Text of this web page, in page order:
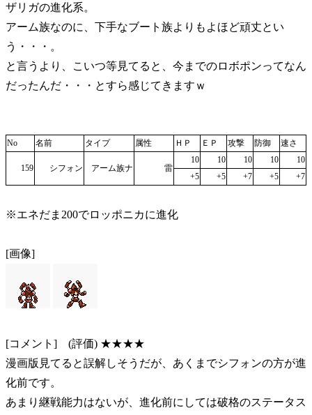
ザリガの進化系。
アーム族なのに、下手なブート族よりもよほど頑丈とい
う・・・。
と言うより、こいつ等見てると、今までのロボポンってなん
だったんだ・・・とすら感じてきますｗ
No 名前 タイプ 属性 ＨＰ ＥＰ 攻撃 防御 速さ
159 シフォン アーム族ナ 雷
10 10 10 10
10
+5
+5 +7 +5 +7
※エネだま200でロッポニカに進化
[画像]
[コメント] (評価) ★★★★
漫画版見てると誤解しそうだが、あくまでシフォンの方が進
化前です。
あまり継戦能力はないが、進化前にしては破格のステータス